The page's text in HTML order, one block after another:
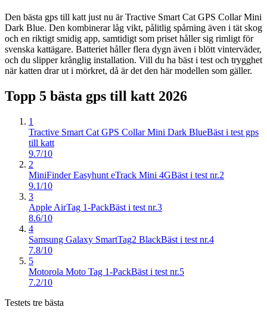
Den bästa gps till katt just nu är Tractive Smart Cat GPS Collar Mini
Dark Blue. Den kombinerar låg vikt, pålitlig spårning även i tät skog
och en riktigt smidig app, samtidigt som priset håller sig rimligt för
svenska kattägare. Batteriet håller flera dygn även i blött vinterväder,
och du slipper krånglig installation. Vill du ha bäst i test och trygghet
när katten drar ut i mörkret, då är det den här modellen som gäller.
Topp 5 bästa gps till katt 2026
1
Tractive Smart Cat GPS Collar Mini Dark BlueBäst i test gps
till katt
9.7/10
2
MiniFinder Easyhunt eTrack Mini 4GBäst i test nr.2
9.1/10
3
Apple AirTag 1-PackBäst i test nr.3
8.6/10
4
Samsung Galaxy SmartTag2 BlackBäst i test nr.4
7.8/10
5
Motorola Moto Tag 1-PackBäst i test nr.5
7.2/10
Testets tre bästa